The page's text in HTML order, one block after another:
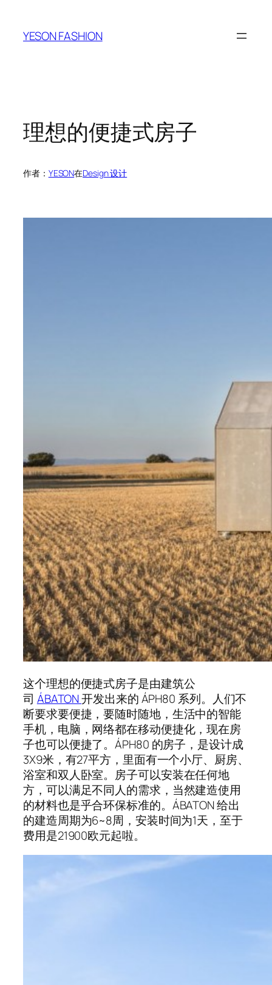
YESON FASHION
理想的便捷式房子
作者： YESON在Design 设计
这个理想的便捷式房子是由建筑公
司 ÁBATON开发出来的 ÁPH80 系列。人们不
断要求要便捷，要随时随地，生活中的智能
手机，电脑，网络都在移动便捷化，现在房
子也可以便捷了。ÁPH80 的房子，是设计成
3X9米，有27平方，里面有一个小厅、厨房、
浴室和双人卧室。房子可以安装在任何地
方，可以满足不同人的需求，当然建造使用
的材料也是乎合环保标准的。ÁBATON 给出
的建造周期为6~8周，安装时间为1天，至于
费用是21900欧元起啦。